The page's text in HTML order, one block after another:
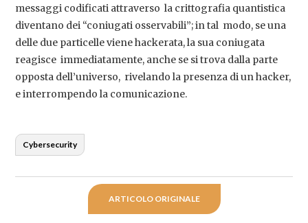
messaggi codificati attraverso la crittografia quantistica
diventano dei “coniugati osservabili”; in tal modo, se una
delle due particelle viene hackerata, la sua coniugata
reagisce immediatamente, anche se si trova dalla parte
opposta dell’universo, rivelando la presenza di un hacker,
e interrompendo la comunicazione.
Cybersecurity
ARTICOLO ORIGINALE